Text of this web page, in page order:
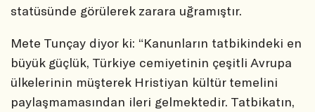
statüsünde görülerek zarara uğramıştır.
Mete Tunçay diyor ki: “Kanunların tatbikindeki en
büyük güçlük, Türkiye cemiyetinin çeşitli Avrupa
ülkelerinin müşterek Hristiyan kültür temelini
paylaşmamasından ileri gelmektedir. Tatbikatın,